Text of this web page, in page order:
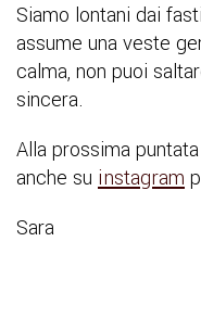
Siamo lontani dai
assume una veste
calma, non puoi
sincera.
Alla prossima
anche su instagram
Sara